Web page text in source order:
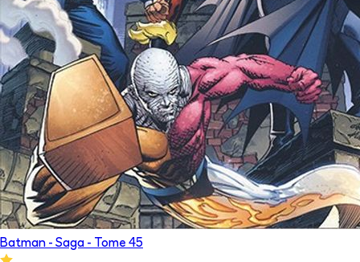
Batman - Saga - Tome 45